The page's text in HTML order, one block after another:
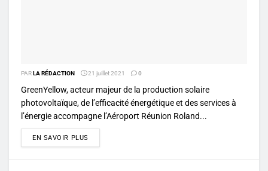
PARLA RÉDACTION 21 juillet 2021 0
GreenYellow, acteur majeur de la production solaire
photovoltaïque, de l’efficacité énergétique et des services à
l’énergie accompagne l’Aéroport Réunion Roland...
EN SAVOIR PLUS